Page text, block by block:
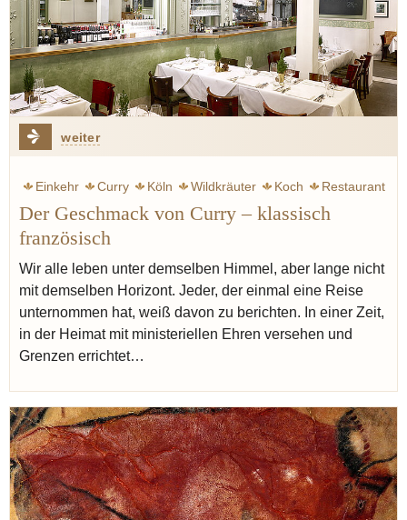
weiter
Einkehr Curry Köln Wildkräuter Koch Restaurant
Der Geschmack von Curry – klassisch
französisch
Wir alle leben unter demselben Himmel, aber lange nicht
mit demselben Horizont. Jeder, der einmal eine Reise
unternommen hat, weiß davon zu berichten. In einer Zeit,
in der Heimat mit ministeriellen Ehren versehen und
Grenzen errichtet…